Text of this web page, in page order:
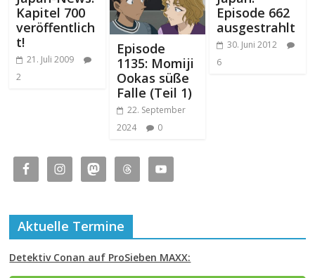
Kapitel 700
veröffentlich
t!
21. Juli 2009
2
Episode
1135: Momiji
Ookas süße
Falle (Teil 1)
22. September
2024
0
Episode 662
ausgestrahlt
30. Juni 2012
6
Aktuelle Termine
Detektiv Conan auf ProSieben MAXX: